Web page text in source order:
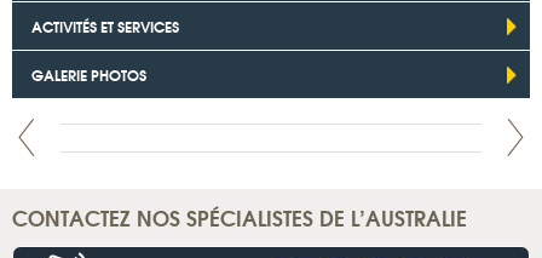
ACTIVITÉS ET SERVICES
GALERIE PHOTOS
CONTACTEZ NOS SPÉCIALISTES DE L’AUSTRALIE